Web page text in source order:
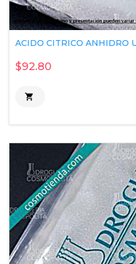
ACIDO CITRICO ANHIDRO
$92.80
